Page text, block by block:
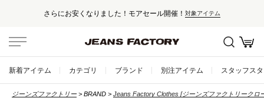
さらにお安くなりました！モアセール開催！ 対象アイテム
新着アイテム カテゴリ ブランド 別注アイテム スタッフス
ジーンズファクトリー BRAND Jeans Factory Clothes [ジーンズファクトリークロ